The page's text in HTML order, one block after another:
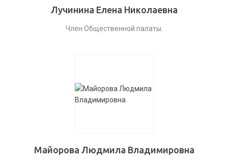
Лучинина Елена Николаевна
Член Общественной палаты.
Майорова Людмила Владимировна